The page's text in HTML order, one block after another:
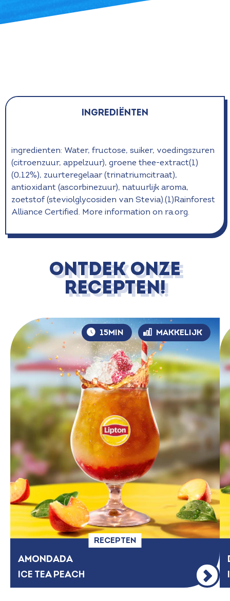
Ingrediënten
ingredienten: Water, fructose, suiker, voedingszuren
(citroenzuur, appelzuur), groene thee-extract(1)
(0,12%), zuurteregelaar (trinatriumcitraat),
antioxidant (ascorbinezuur), natuurlijk aroma,
zoetstof (steviolglycosiden van Stevia).(1)Rainforest
Alliance Certified. More information on ra.org.
ONTDEK ONZE
RECEPTEN!
ICE TEA PEACH
AMONDADA
RECEPTEN
15MIN MAKKELIJK